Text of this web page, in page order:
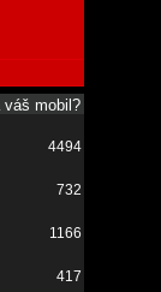
mobil?
4494
732
1166
417